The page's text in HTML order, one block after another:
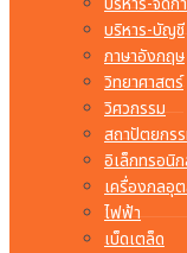
บริหาร-บัญชี
ภาษาอังกฤษ
วิทยาศาสตร์
วิศวกรรม
สถาปัตยกร
อิเล็กทรอนิ
เครื่องกลอุ
ไฟฟ้า
เบ็ดเตล็ด